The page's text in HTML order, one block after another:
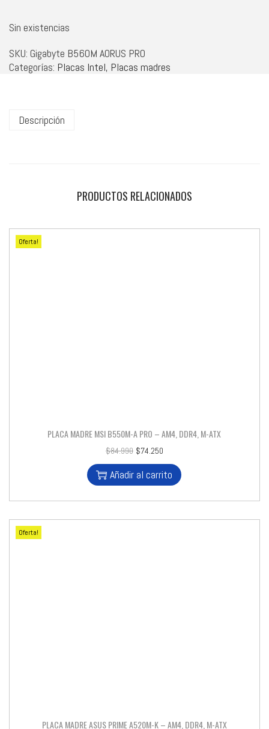
Sin existencias
SKU: Gigabyte B560M AORUS PRO
Categorías: Placas Intel, Placas madres
Descripción
PRODUCTOS RELACIONADOS
Oferta!
PLACA MADRE MSI B550M-A PRO – AM4, DDR4, M-ATX
$84.990 $74.250
Añadir al carrito
Oferta!
PLACA MADRE ASUS PRIME A520M-K – AM4, DDR4, M-ATX